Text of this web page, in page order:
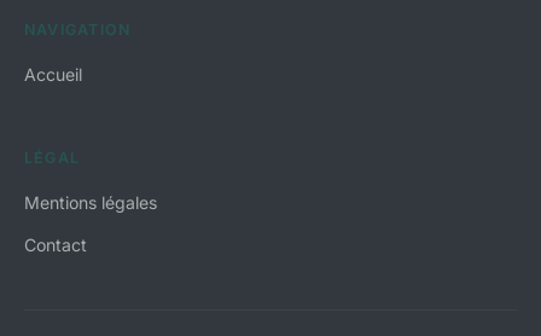
NAVIGATION
Accueil
LÉGAL
Mentions légales
Contact